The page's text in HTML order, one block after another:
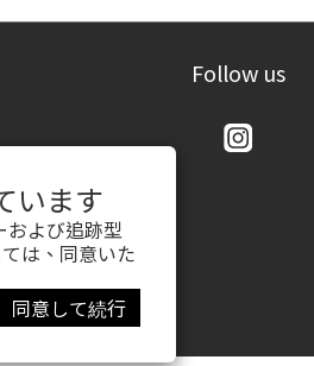
います
および追跡型
は、同意いた
同意して続行
Follow us